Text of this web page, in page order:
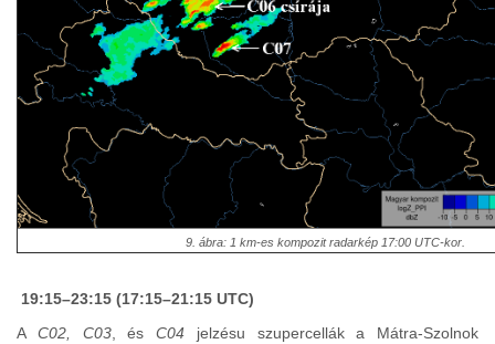
9. ábra: 1 km-es kompozit radarkép 17:00 UTC-kor.
19:15–23:15 (17:15–21:15 UTC)
A C02, C03, és C04 jelzésu szupercellák a Mátra-Szolnok